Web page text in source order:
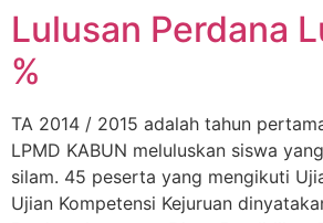
Lulusan Perdana
%
TA 2014 / 2015 adalah tahun
LPMD KABUN meluluskan siswa
silam. 45 peserta yang mengikuti
Ujian Kompetensi Kejuruan